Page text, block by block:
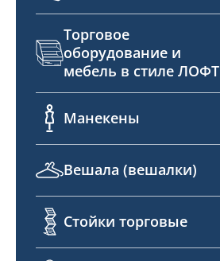
Торговое
оборудование и
мебель в стиле ЛОФТ
Манекены
Вешала (вешалки)
Стойки торговые